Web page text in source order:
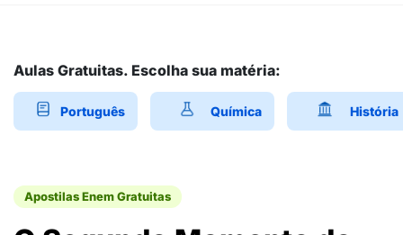
Aulas Gratuitas. Escolha sua matéria:
Português Química História
Apostilas Enem Gratuitas